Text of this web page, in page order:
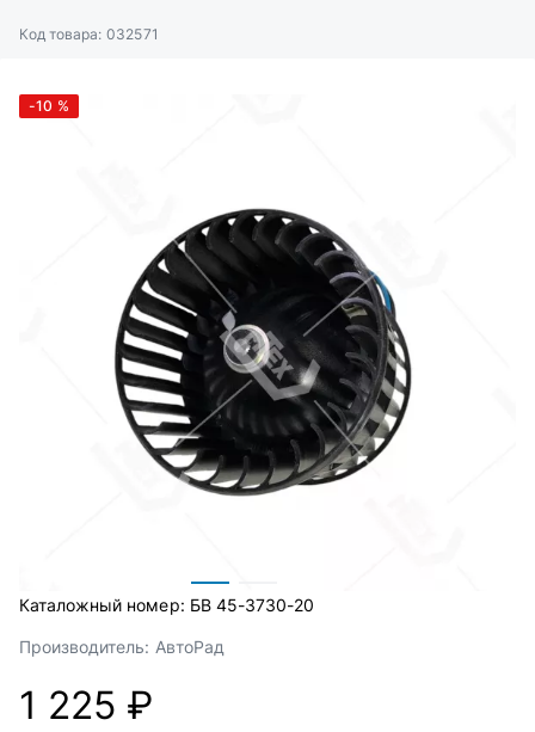
Код товара: 032571
-10 %
Каталожный номер: БВ 45-3730-20
Производитель: АвтоРад
1 225 ₽